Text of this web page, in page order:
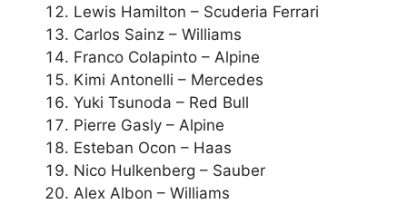
Lewis Hamilton – Scuderia Ferrari
Carlos Sainz – Williams
Franco Colapinto – Alpine
Kimi Antonelli – Mercedes
Yuki Tsunoda – Red Bull
Pierre Gasly – Alpine
Esteban Ocon – Haas
Nico Hulkenberg – Sauber
Alex Albon – Williams